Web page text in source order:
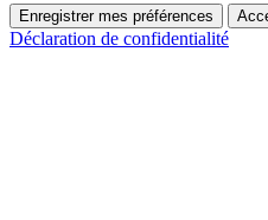
Enregistrer mes préférences
Déclaration de confidentialité